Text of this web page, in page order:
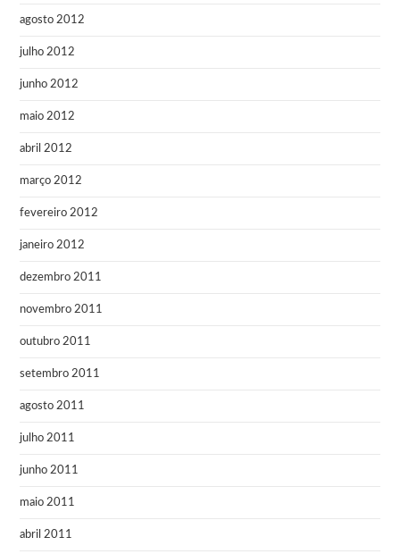
agosto 2012
julho 2012
junho 2012
maio 2012
abril 2012
março 2012
fevereiro 2012
janeiro 2012
dezembro 2011
novembro 2011
outubro 2011
setembro 2011
agosto 2011
julho 2011
junho 2011
maio 2011
abril 2011